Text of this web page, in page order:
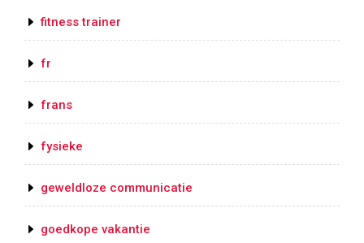
fitness trainer
fr
frans
fysieke
geweldloze communicatie
goedkope vakantie